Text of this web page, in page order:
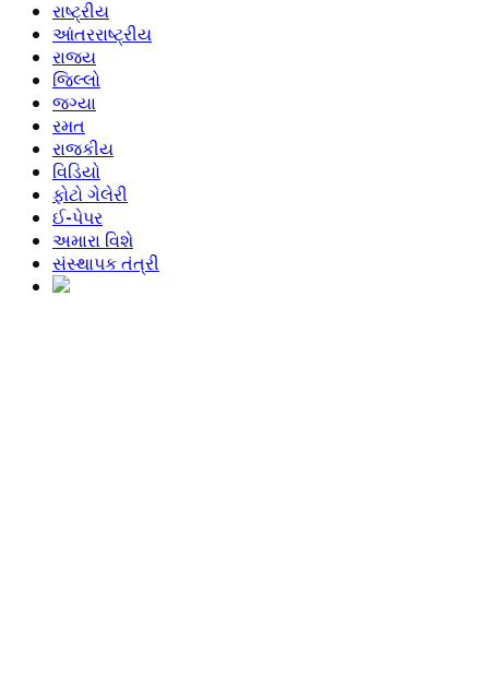
રાષ્ટ્રીય
આંતરરાષ્ટ્રીય
રાજ્ય
જિલ્લો
જગ્યા
રમત
રાજકીય
વિડિયો
ફોટો ગેલેરી
ઈ-પેપર
અમારા વિશે
સંસ્થાપક તંત્રી